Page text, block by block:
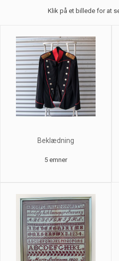
Klik på et billede for at
Beklædning
5 emner